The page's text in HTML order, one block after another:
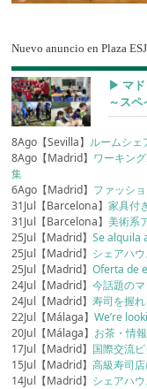
Nuevo anuncio en Plaza
▶︎ マド
～スペ
8Ago【Sevilla】 ルームシェ
8Ago【Madrid】 ワーキン
集
6Ago【Madrid】 ファッシ
31Jul【Barcelona】家具付
31Jul【Barcelona】美術系
25Jul【Madrid】Se alquila
25Jul【Madrid】 シェアハ
25Jul【Madrid】Oferta de
24Jul【Madrid】今話題の
24Jul【Madrid】寿司を握
22Jul【Málaga】We’re
20Jul【Málaga】 お茶・情
17Jul【Madrid】 国際交流
15Jul【Madrid】高級寿司
14Jul【Madrid】 シェアハ